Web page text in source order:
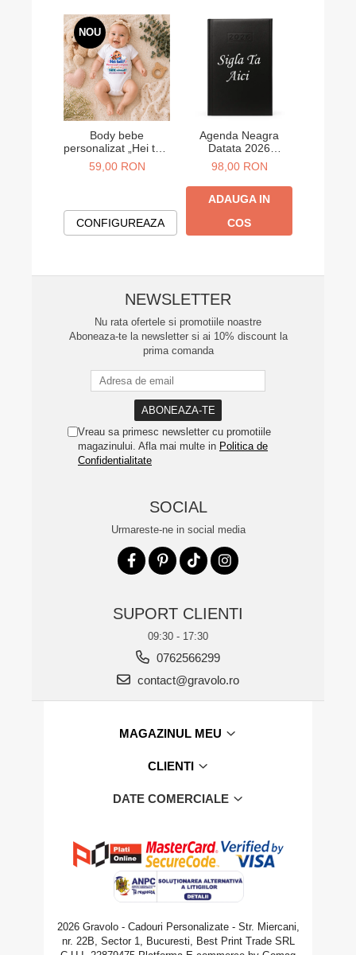
NOU
Body bebe
personalizat „Hei tati!
Abia aștept să te
cunosc” – cadou
59,00 RON
CONFIGUREAZA
Agenda Neagra
Datata 2026
Personalizata A5
98,00 RON
ADAUGA IN
COS
NEWSLETTER
Nu rata ofertele si promotiile noastre
Aboneaza-te la newsletter si ai 10% discount la
prima comanda
Vreau sa primesc newsletter cu promotiile
magazinului. Afla mai multe in Politica de
Confidentialitate
SOCIAL
Urmareste-ne in social media
SUPORT CLIENTI
09:30 - 17:30
0762566299
contact@gravolo.ro
MAGAZINUL MEU
CLIENTI
DATE COMERCIALE
2026 Gravolo - Cadouri Personalizate - Str. Miercani,
nr. 22B, Sector 1, Bucuresti, Best Print Trade SRL